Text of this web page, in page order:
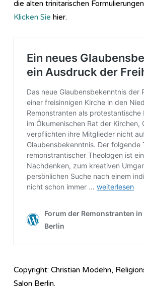
die alten trinitarischen
Klicken Sie hier.
Copyright: Christian Modehn,
Salon Berlin.